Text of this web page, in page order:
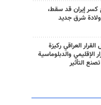
إيران قد سقط،
شرق جديد
القرار العراقي ركيزة
الإقليمي والدبلوماسية
التأثير